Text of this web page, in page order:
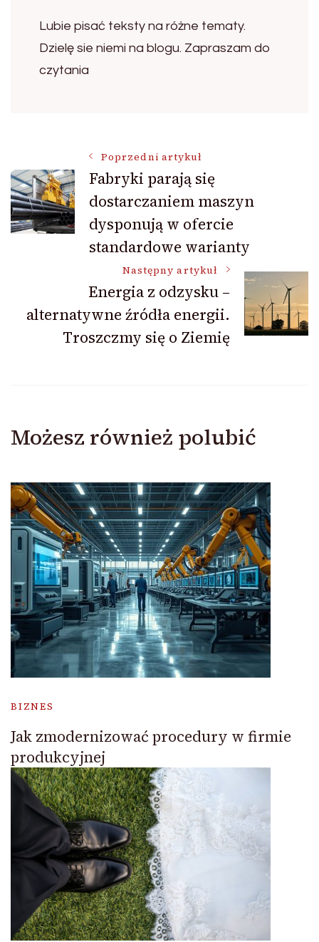
Lubie pisać teksty na różne tematy.
Dzielę sie niemi na blogu. Zapraszam do
czytania
Nawigacja
wpisu
Poprzedni artykuł
Fabryki parają się
dostarczaniem maszyn
dysponują w ofercie
standardowe warianty
Następny artykuł
Energia z odzysku –
alternatywne źródła energii.
Troszczmy się o Ziemię
Możesz również polubić
BIZNES
Jak zmodernizować procedury w firmie
produkcyjnej